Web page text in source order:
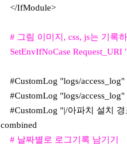
</IfModule>
# 그림 이미지, css, js는 기록
SetEnvIfNoCase
#CustomLog "logs/access_log"
#CustomLog "logs/access_log"
#CustomLog "|/아파치 설치 경
combined
# 날짜별로 로그기록 남기기